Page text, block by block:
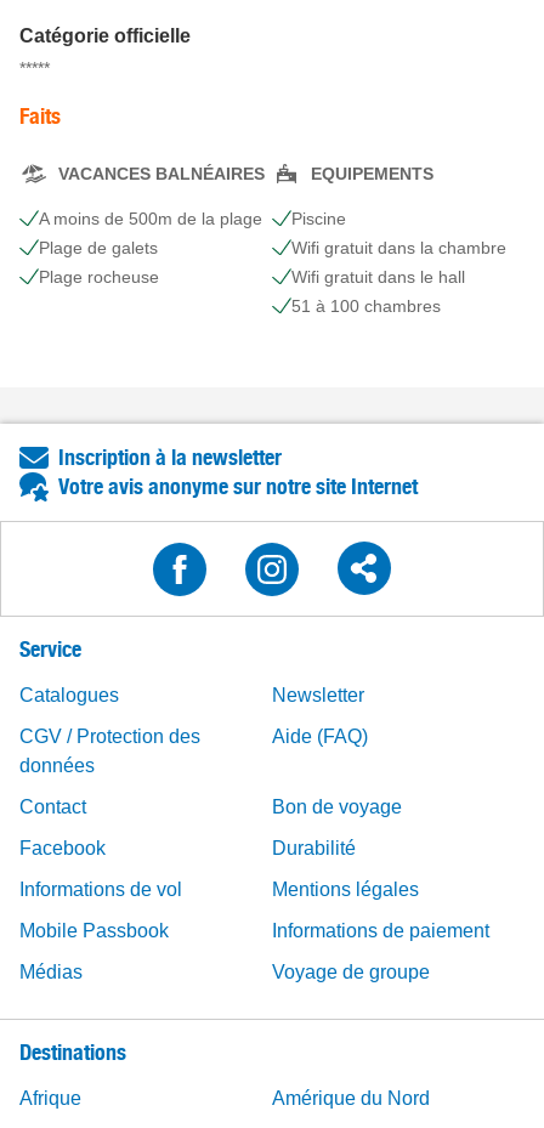
Catégorie officielle
*****
Faits
VACANCES BALNÉAIRES
A moins de 500m de la plage
Plage de galets
Plage rocheuse
EQUIPEMENTS
Piscine
Wifi gratuit dans la chambre
Wifi gratuit dans le hall
51 à 100 chambres
Inscription à la newsletter
Votre avis anonyme sur notre site Internet
Service
Catalogues
Newsletter
CGV / Protection des
données
Aide (FAQ)
Contact
Bon de voyage
Facebook
Durabilité
Informations de vol
Mentions légales
Mobile Passbook
Informations de paiement
Médias
Voyage de groupe
Destinations
Afrique Amérique du Nord